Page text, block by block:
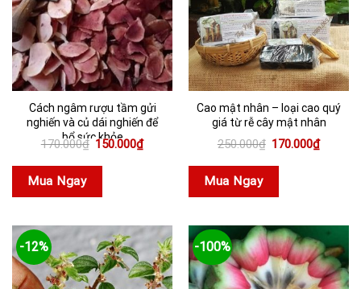
Cách ngâm rượu tầm gửi
nghiến và củ dái nghiến để
bổ sức khỏe
170.000₫ Giá
là:
150.000₫Giá
hiện
Mua Ngay
Cao mật nhân – loại cao quý
giá từ rễ cây mật nhân
250.000₫ Giá
là:
170.000₫Giá
hiện
Mua Ngay
-12% -100%